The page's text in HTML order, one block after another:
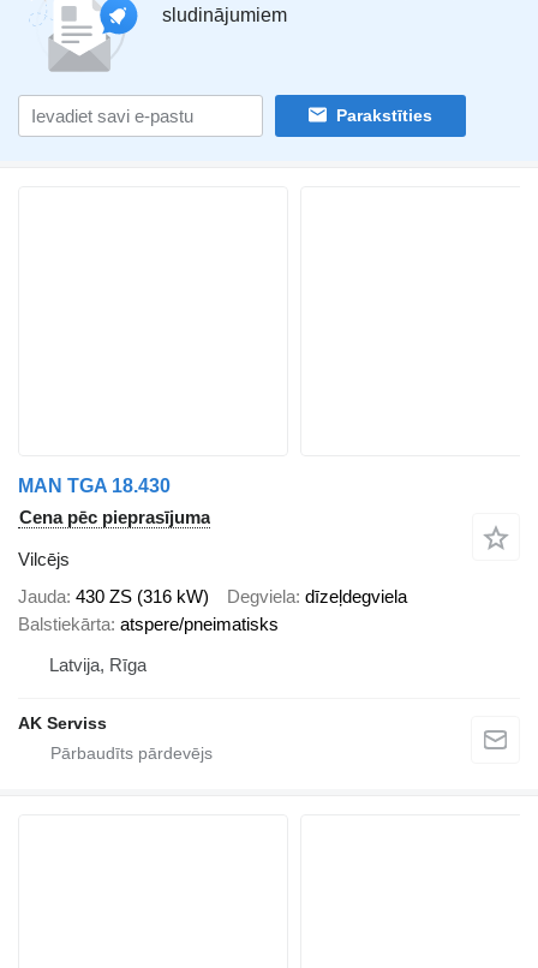
sludinājumiem
Parakstīties
MAN TGA 18.430
Cena pēc pieprasījuma
Vilcējs
Jauda 430 ZS (316 kW) Degviela dīzeļdegviela
Balstiekārta atspere/pneimatisks
Latvija, Rīga
AK Serviss